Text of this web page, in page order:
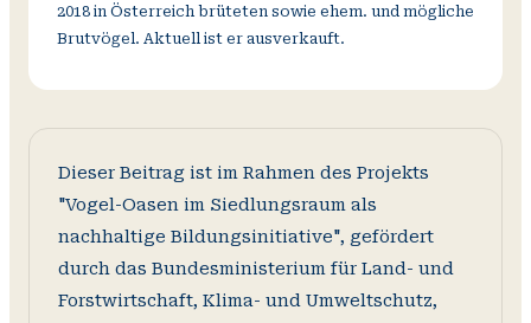
2018 in Österreich brüteten sowie ehem. und mögliche
Brutvögel. Aktuell ist er ausverkauft.
Dieser Beitrag ist im Rahmen des Projekts
"Vogel-Oasen im Siedlungsraum als
nachhaltige Bildungsinitiative", gefördert
durch das Bundesministerium für Land- und
Forstwirtschaft, Klima- und Umweltschutz,